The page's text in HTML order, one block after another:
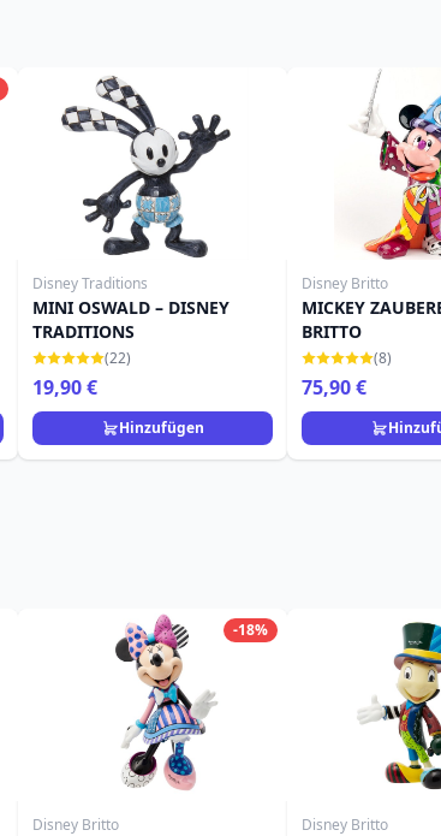
Disney Traditions
MINI OSWALD – DISNEY
TRADITIONS
(22)
19,90 €
Hinzufügen
Disney Britto
MICKEY
BRITTO
(8)
75,90 €
-18%
Disney Britto Disney Britto